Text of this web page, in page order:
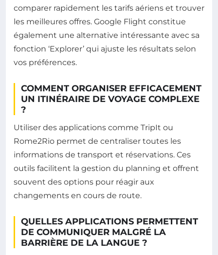
comparer rapidement les tarifs aériens et trouver
les meilleures offres. Google Flight constitue
également une alternative intéressante avec sa
fonction ‘Explorer’ qui ajuste les résultats selon
vos préférences.
COMMENT ORGANISER EFFICACEMENT
UN ITINÉRAIRE DE VOYAGE COMPLEXE
?
Utiliser des applications comme TripIt ou
Rome2Rio permet de centraliser toutes les
informations de transport et réservations. Ces
outils facilitent la gestion du planning et offrent
souvent des options pour réagir aux
changements en cours de route.
QUELLES APPLICATIONS PERMETTENT
DE COMMUNIQUER MALGRÉ LA
BARRIÈRE DE LA LANGUE ?